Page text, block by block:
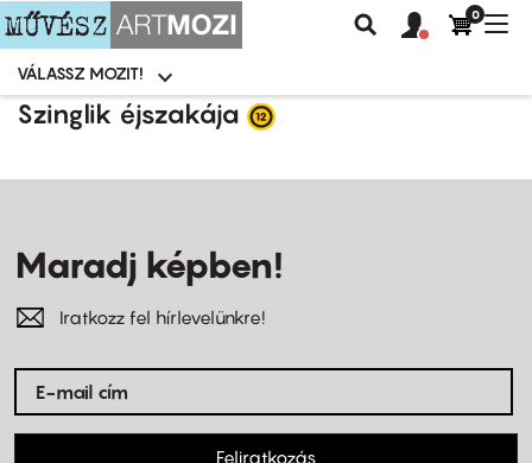
Ugrás
Moziválasztó
menü
VÁLASSZ MOZIT!
Keresés
Felhasználói
fiók
0
Szinglik éjszakája
Maradj képben!
Iratkozz fel hírlevelünkre!
Feliratkozás